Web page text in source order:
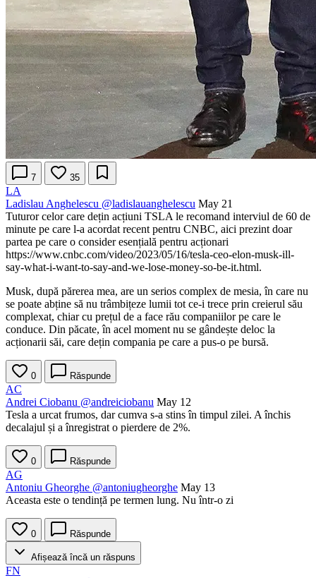
7 35
LA
Ladislau Anghelescu @ladislauanghelescu May 21
Tuturor celor care dețin acțiuni TSLA le recomand interviul de 60 de
minute pe care l-a acordat recent pentru CNBC, aici prezint doar
partea pe care o consider esențială pentru acționari
https://www.cnbc.com/video/2023/05/16/tesla-ceo-elon-musk-ill-
say-what-i-want-to-say-and-we-lose-money-so-be-it.html.
Musk, după părerea mea, are un serios complex de mesia, în care nu
se poate abține să nu trâmbițeze lumii tot ce-i trece prin creierul său
complexat, chiar cu prețul de a face rău companiilor pe care le
conduce. Din păcate, în acel moment nu se gândește deloc la
acționarii săi, care dețin compania pe care a pus-o pe bursă.
0 Răspunde
AC
Andrei Ciobanu @andreiciobanu May 12
Tesla a urcat frumos, dar cumva s-a stins în timpul zilei. A închis
decalajul și a înregistrat o pierdere de 2%.
0 Răspunde
AG
Antoniu Gheorghe @antoniugheorghe May 13
Aceasta este o tendință pe termen lung. Nu într-o zi
0 Răspunde
Afișează încă un răspuns
FN